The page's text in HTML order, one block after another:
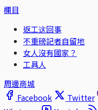
欄目
返工这回事
不重磅記者自留地
女人沒有國家？
工具人
周邊商城
Facebook
Twitter